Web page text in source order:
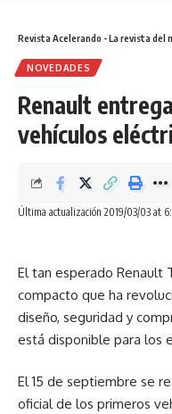
Revista Acelerando - La revista del
NOVEDADES
Renault
vehículos
Última actualización 2019/03/03 at
El tan esperado Renault
compacto que ha
diseño, seguridad y
está disponible para los
El 15 de septiembre se
oficial de los primeros